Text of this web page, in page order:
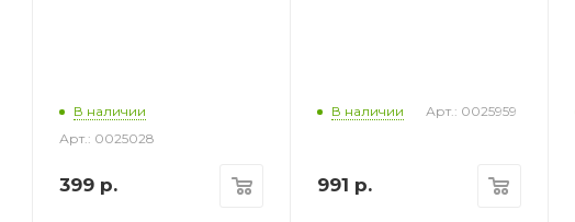
В наличии
Арт.: 0025028
399 р.
В наличии Арт.: 0025959
991 р.